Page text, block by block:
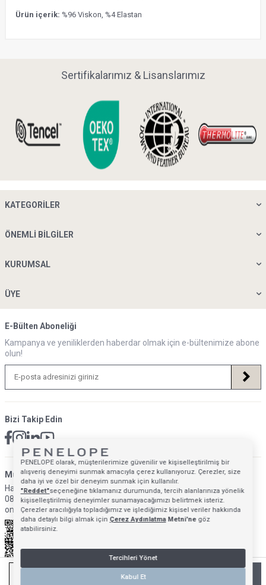
SEPETE EKLE
Ürün içerik: %96 Viskon, %4 Elastan
Sertifikalarımız & Lisanslarımız
KATEGORILER
ÖNEMLI BILGILER
KURUMSAL
ÜYE
E-Bülten Aboneliği
Kampanya ve yeniliklerden haberdar olmak için e-bültenimize abone
olun!
Bizi Takip Edin
Müsteri Hizmetleri İletişim Adresi
Hafta İçi: 09:00 - 18:00
0850 640 1993
onlinedestek@penelopebedroom.com
PENELOPE olarak, müşterilerimize güvenilir ve kişiselleştirilmiş bir
alışveriş deneyimi sunmak amacıyla çerez kullanıyoruz. Çerezler, size
daha iyi ve özel bir deneyim sunmak için kullanılır.
"Reddet"seçeneğine tıklamanız durumunda, tercih alanlarınıza yönelik
kişiselleştirilmiş deneyimler sunamayacağımızı belirtmek isteriz.
Çerezler aracılığıyla topladığımız ve işlediğimiz kişisel veriler hakkında
daha detaylı bilgi almak için Çerez AydınlatmaMetni'negöz
atabilirsiniz.
Tercihleri Yönet
Kabul Et